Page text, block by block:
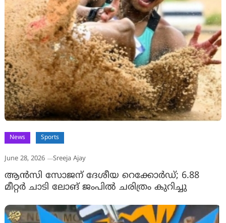
News Sports
June 28, 2026 Sreeja Ajay
ആന്‍സി സോജന് ദേശീയ റെക്കോര്‍ഡ്; 6.88
മീറ്റര്‍ ചാടി ലോങ് ജംപിൽ ചരിത്രം കുറിച്ചു